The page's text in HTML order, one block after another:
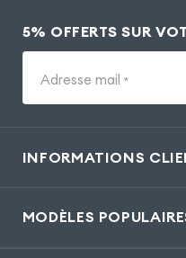
5% OFFERTS SUR
Adresse mail *
INFORMATIONS
MODÈLES